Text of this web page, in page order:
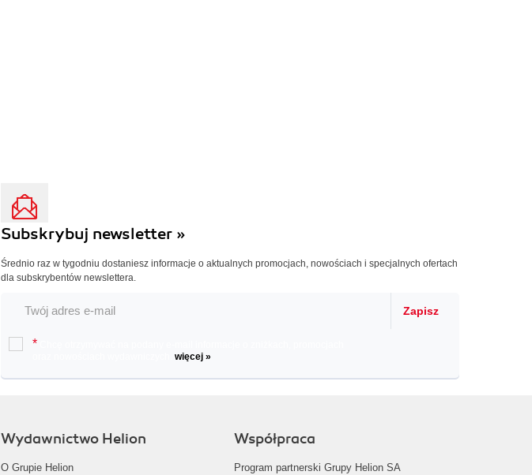
Subskrybuj newsletter »
Średnio raz w tygodniu dostaniesz informacje o aktualnych promocjach, nowościach i specjalnych ofertach
dla subskrybentów newslettera.
Zapisz
*
więcej »
Wydawnictwo Helion
O Grupie Helion
Współpraca
Program partnerski Grupy Helion SA